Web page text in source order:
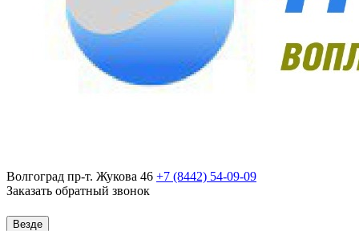
Волгоград пр-т. Жукова 46 +7 (8442) 54-09-09
Заказать обратный звонок
Везде